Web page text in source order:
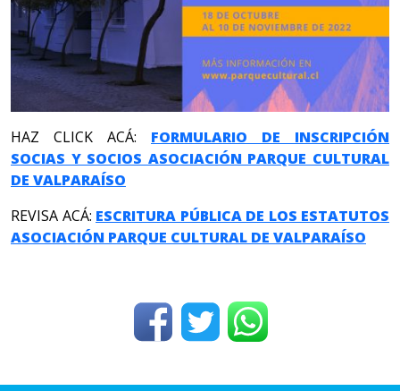
HAZ CLICK ACÁ: FORMULARIO DE INSCRIPCIÓN
SOCIAS Y SOCIOS ASOCIACIÓN PARQUE CULTURAL
DE VALPARAÍSO
REVISA ACÁ: ESCRITURA PÚBLICA DE LOS ESTATUTOS
ASOCIACIÓN PARQUE CULTURAL DE VALPARAÍSO